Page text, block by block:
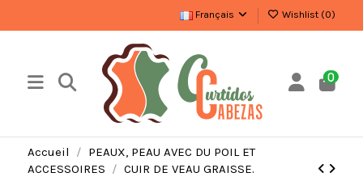
Français Wishlist (0)
0
Accueil
PEAUX, PEAU AVEC DU POIL ET
ACCESSOIRES
CUIR DE VEAU GRAISSE.